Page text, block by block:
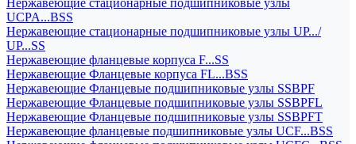
Нержавеющие стационарные подшипниковые узлы
UCPA...BSS
Нержавеющие стационарные подшипниковые узлы UP.../
UP...SS
Нержавеющие фланцевые корпуса F...SS
Нержавеющие Фланцевые корпуса FL...BSS
Нержавеющие Фланцевые подшипниковые узлы SSBPF
Нержавеющие Фланцевые подшипниковые узлы SSBPFL
Нержавеющие Фланцевые подшипниковые узлы SSBPFT
Нержавеющие фланцевые подшипниковые узлы UCF...BSS